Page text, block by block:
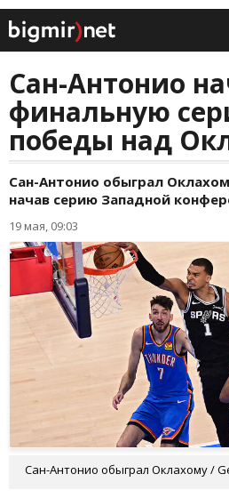
Сан-Антонио
финальную
победы над
Сан-Антонио обыграл
начав серию Западной
19 мая, 09:03
Сан-Антонио обыграл Оклахому /